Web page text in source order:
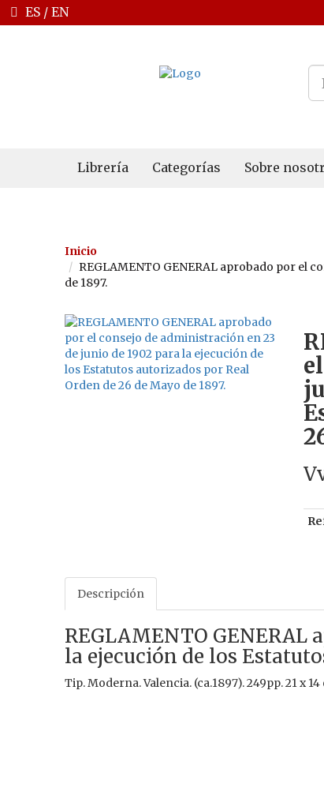
ES / EN
Librería Categorías Sobre
Inicio
REGLAMENTO GENERAL aprobado por el
de 1897.
Descripción
REGLAMENTO
la ejecución de los
Tip. Moderna. Valencia. (ca.1897). 249pp. 21 x